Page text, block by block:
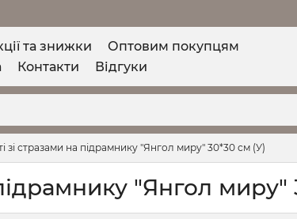
та знижки
Оптовим покупцям
Контакти Відгуки
зі стразами на підрамнику "Янгол миру" 30*30 см (У)
"Янгол